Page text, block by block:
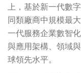
上，基於新一代數
同類廠商中規模最
一代服務企業數智
與應用架構、領域
球領先水平。